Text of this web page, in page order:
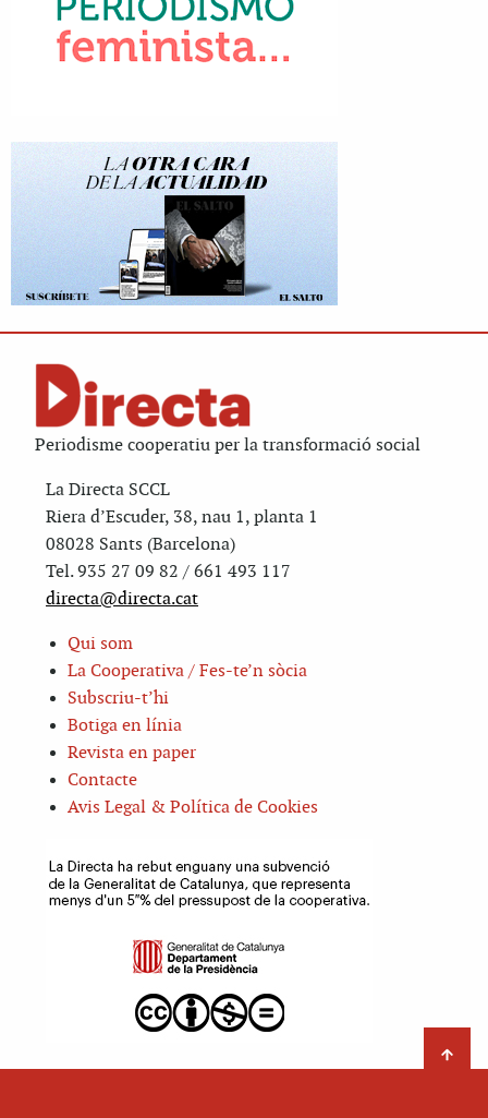
Periodisme cooperatiu per la transformació social
La Directa SCCL
Riera d’Escuder, 38, nau 1, planta 1
08028 Sants (Barcelona)
Tel. 935 27 09 82 / 661 493 117
directa@directa.cat
Qui som
La Cooperativa / Fes-te’n sòcia
Subscriu-t’hi
Botiga en línia
Revista en paper
Contacte
Avis Legal & Política de Cookies